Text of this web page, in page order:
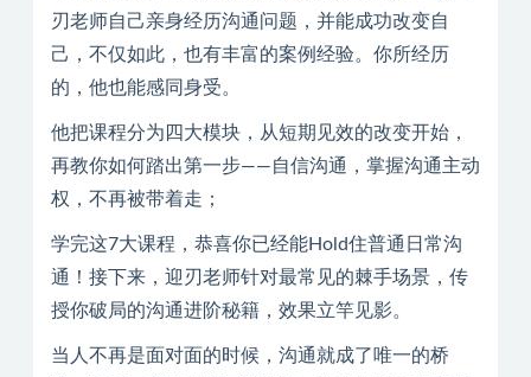
刃老师自己亲身经历沟通问题，并能成功改变自
己，不仅如此，也有丰富的案例经验。你所经历
的，他也能感同身受。
他把课程分为四大模块，从短期见效的改变开始，
再教你如何踏出第一步——自信沟通，掌握沟通主动
权，不再被带着走；
学完这7大课程，恭喜你已经能Hold住普通日常沟
通！接下来，迎刃老师针对最常见的棘手场景，传
授你破局的沟通进阶秘籍，效果立竿见影。
当人不再是面对面的时候，沟通就成了唯一的桥